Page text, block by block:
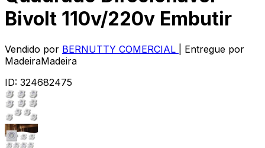
Bivolt 110v/220v Embutir
Vendido por BERNUTTY COMERCIAL
| Entregue por
MadeiraMadeira
ID: 324682475